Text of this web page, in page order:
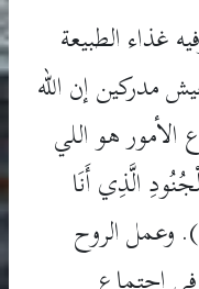
غذاء الطبيعة
مدركين إن الله
هو اللي
الَّذِي أَنَا
وَاقِفٌ أَمَامَهُ،» (١ملوك١٨: ١٥). وعمل الروح